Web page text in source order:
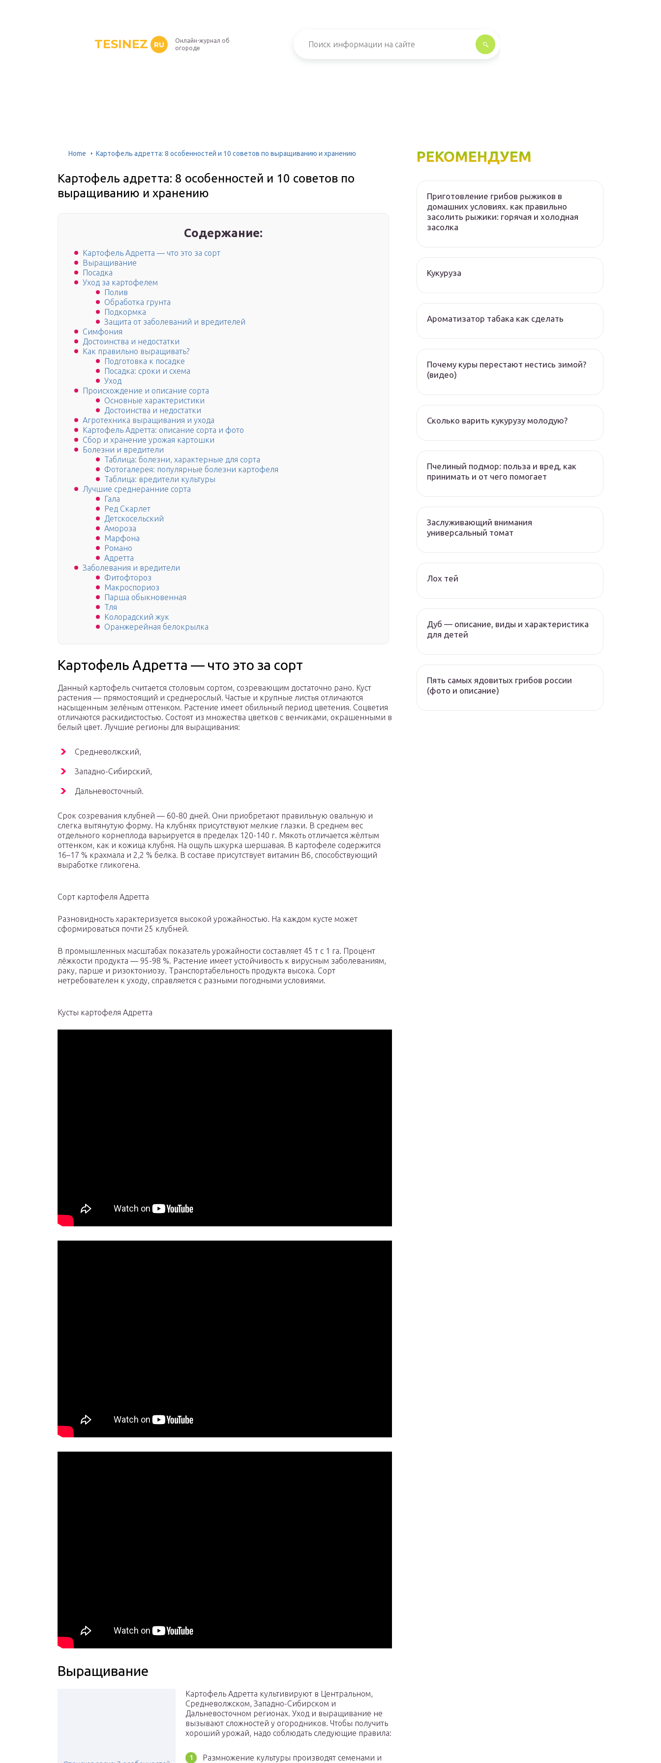
TESINEZ RU
Онлайн-журнал об
огороде
Home Картофель адретта: 8 особенностей и 10 советов по выращиванию и хранению
Картофель адретта: 8 особенностей и 10 советов по
выращиванию и хранению
Содержание:
Картофель Адретта — что это за сорт
Выращивание
Посадка
Уход за картофелем
Полив
Обработка грунта
Подкормка
Защита от заболеваний и вредителей
Симфония
Достоинства и недостатки
Как правильно выращивать?
Подготовка к посадке
Посадка: сроки и схема
Уход
Происхождение и описание сорта
Основные характеристики
Достоинства и недостатки
Агротехника выращивания и ухода
Картофель Адретта: описание сорта и фото
Сбор и хранение урожая картошки
Болезни и вредители
Таблица: болезни, характерные для сорта
Фотогалерея: популярные болезни картофеля
Таблица: вредители культуры
Лучшие среднеранние сорта
Гала
Ред Скарлет
Детскосельский
Амороза
Марфона
Романо
Адретта
Заболевания и вредители
Фитофтороз
Макроспориоз
Парша обыкновенная
Тля
Колорадский жук
Оранжерейная белокрылка
Картофель Адретта — что это за сорт
Данный картофель считается столовым сортом, созревающим достаточно рано. Куст
растения — прямостоящий и среднерослый. Частые и крупные листья отличаются
насыщенным зелёным оттенком. Растение имеет обильный период цветения. Соцветия
отличаются раскидистостью. Состоят из множества цветков с венчиками, окрашенными в
белый цвет. Лучшие регионы для выращивания:
Средневолжский,
Западно-Сибирский,
Дальневосточный.
Срок созревания клубней — 60-80 дней. Они приобретают правильную овальную и
слегка вытянутую форму. На клубнях присутствуют мелкие глазки. В среднем вес
отдельного корнеплода варьируется в пределах 120-140 г. Мякоть отличается жёлтым
оттенком, как и кожица клубня. На ощупь шкурка шершавая. В картофеле содержится
16–17 % крахмала и 2,2 % белка. В составе присутствует витамин В6, способствующий
выработке гликогена.
Сорт картофеля Адретта
Разновидность характеризуется высокой урожайностью. На каждом кусте может
сформироваться почти 25 клубней.
В промышленных масштабах показатель урожайности составляет 45 т с 1 га. Процент
лёжкости продукта — 95-98 %. Растение имеет устойчивость к вирусным заболеваниям,
раку, парше и ризоктониозу. Транспортабельность продукта высока. Сорт
нетребователен к уходу, справляется с разными погодными условиями.
Кусты картофеля Адретта
Выращивание
Картофель Адретта культивируют в Центральном,
Средневолжском, Западно-Сибирском и
Дальневосточном регионах. Уход и выращивание не
вызывают сложностей у огородников. Чтобы получить
хороший урожай, надо соблюдать следующие правила:
Размножение культуры производят семенами и
РЕКОМЕНДУЕМ
Приготовление грибов рыжиков в
домашних условиях. как правильно
засолить рыжики: горячая и холодная
засолка
Кукуруза
Ароматизатор табака как сделать
Почему куры перестают нестись зимой?
(видео)
Сколько варить кукурузу молодую?
Пчелиный подмор: польза и вред, как
принимать и от чего помогает
Заслуживающий внимания
универсальный томат
Лох тей
Дуб — описание, виды и характеристика
для детей
Пять самых ядовитых грибов россии
(фото и описание)